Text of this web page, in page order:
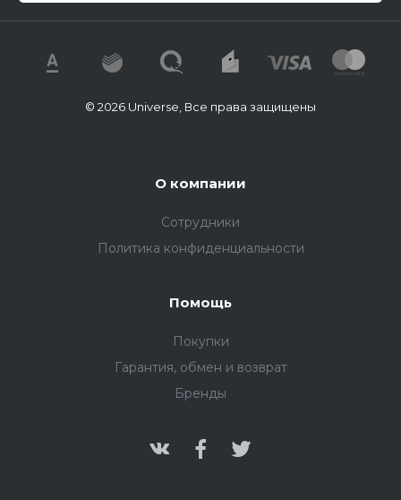
© 2026 Universe, Все права защищены
О компании
Сотрудники
Политика конфиденциальности
Помощь
Покупки
Гарантия, обмен и возврат
Бренды